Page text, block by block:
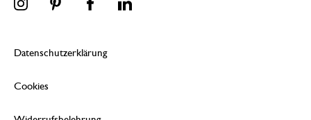
Datenschutzerklärung
Cookies